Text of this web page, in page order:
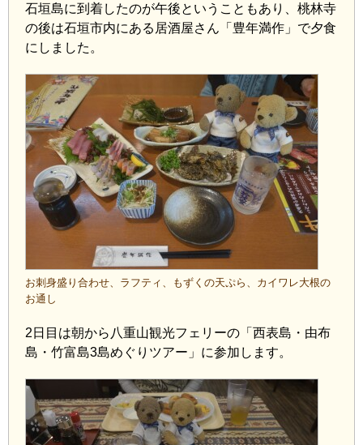
石垣島に到着したのが午後ということもあり、桃林寺
の後は石垣市内にある居酒屋さん「豊年満作」で夕食
にしました。
お刺身盛り合わせ、ラフティ、もずくの天ぷら、カイワレ大根の
お通し
2日目は朝から八重山観光フェリーの「西表島・由布
島・竹富島3島めぐりツアー」に参加します。